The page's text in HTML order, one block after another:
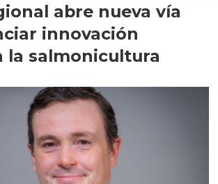
abre nueva vía
innovación
la salmonicultura